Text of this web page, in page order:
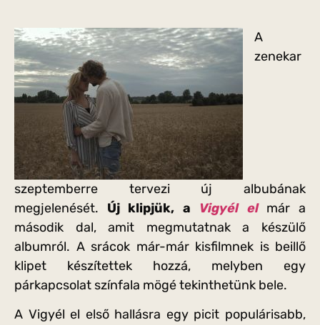
A
zenekar
szeptemberre tervezi új albubának
megjelenését. Új klipjük, a Vigyél el már a
második dal, amit megmutatnak a készülő
albumról. A srácok már-már kisfilmnek is beillő
klipet készítettek hozzá, melyben egy
párkapcsolat színfala mögé tekinthetünk bele.
A Vigyél el első hallásra egy picit populárisabb,